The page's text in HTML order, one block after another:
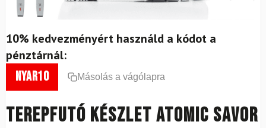
10% kedvezményért használd a kódot a
pénztárnál:
nyar10 Másolás a vágólapra
Terepfutó készlet ATOMIC Savor